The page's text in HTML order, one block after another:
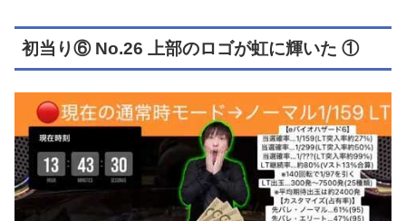
初当り⑥ No.26 上部のロゴが虹に輝いた ①